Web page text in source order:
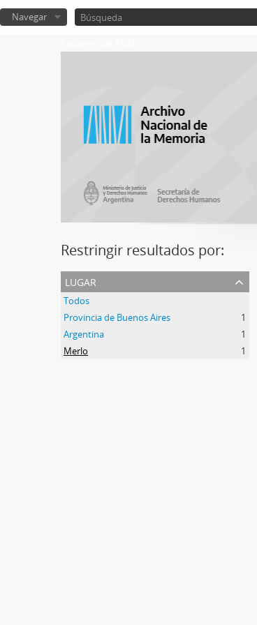
Navegar
Restringir resultados por:
lugar
Todos
Provincia de Buenos Aires
1
Argentina
1
Merlo
1